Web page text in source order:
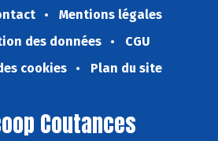
Mentions légales
des données
CGU
cookies
Plan du site
Coutances